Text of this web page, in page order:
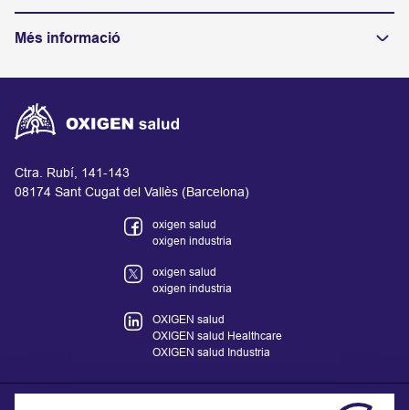
Més informació
Ctra. Rubí, 141-143
08174 Sant Cugat del Vallès (Barcelona)
oxigen salud
oxigen industria
oxigen salud
oxigen industria
OXIGEN salud
OXIGEN salud Healthcare
OXIGEN salud Industria